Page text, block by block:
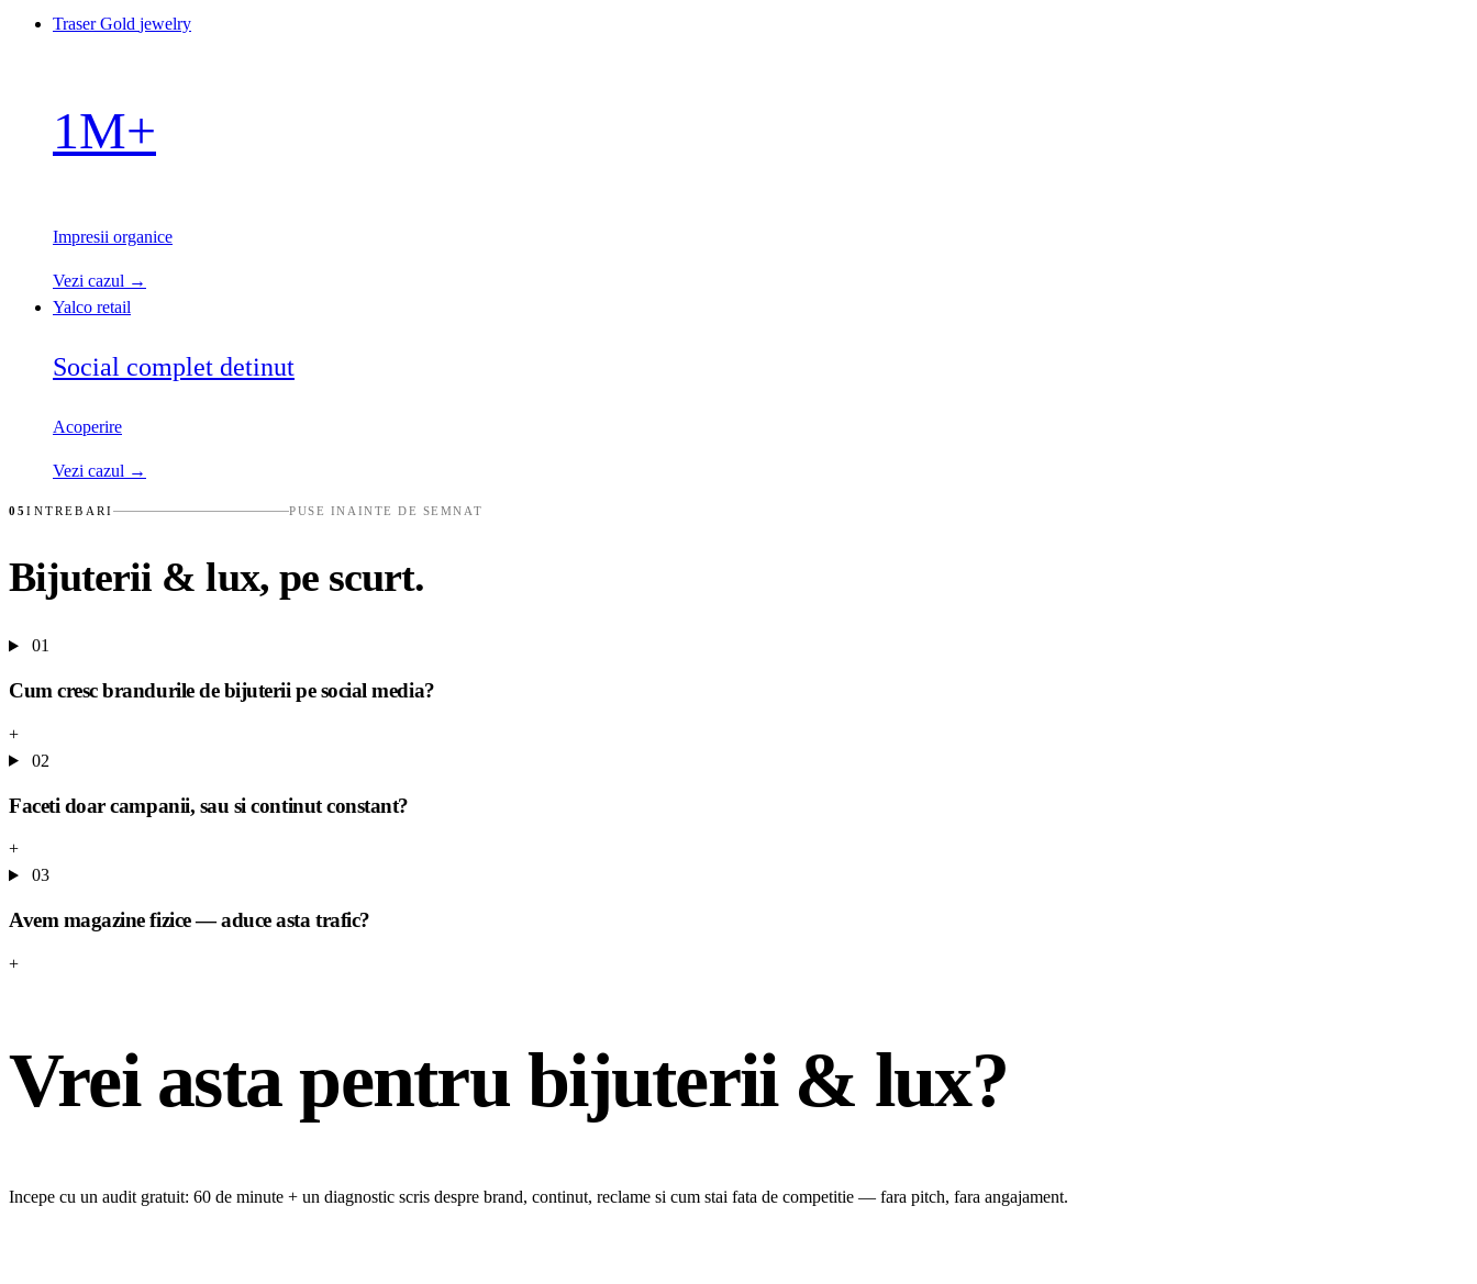
Traser Gold jewelry
1M+
Impresii organice
Vezi cazul →
Yalco retail
Social complet detinut
Acoperire
Vezi cazul →
05INTREBARI PUSE INAINTE DE SEMNAT
Bijuterii & lux, pe scurt.
01
Cum cresc brandurile de bijuterii pe social media?
+
02
Faceti doar campanii, sau si continut constant?
+
03
Avem magazine fizice — aduce asta trafic?
+
Vrei asta pentru bijuterii & lux?
Incepe cu un audit gratuit: 60 de minute + un diagnostic scris despre brand, continut, reclame si cum stai fata de competitie — fara pitch, fara angajament.